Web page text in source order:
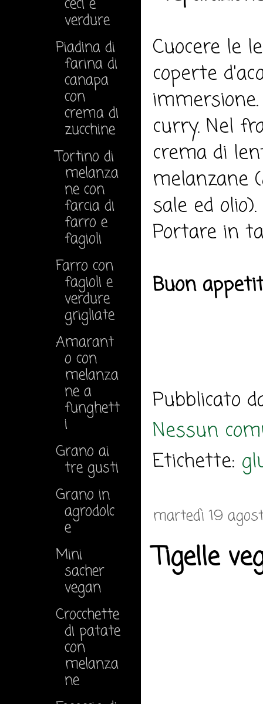
Cuocere le
coperte
curry. Nel
crema di
melanzane
sale ed olio).
Portare in
Buon
Pubblicato
Nessun
Etichette:
martedì 19
Tigelle
ceci e
verdure
Piadina di
farina di
canapa
con
crema di
zucchine
Tortino di
melanza
ne con
farcia di
farro e
fagioli
Farro con
fagioli e
verdure
grigliate
Amarant
o con
melanza
ne a
funghett
i
Grano ai
tre gusti
Grano in
agrodolc
e
Mini
sacher
vegan
Crocchette
di patate
con
melanza
ne